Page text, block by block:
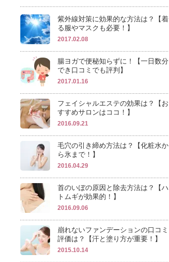
紫外線対策に効果的な方法は？【着
る服やマスクも必要！】
2017.02.08
腸ヨガで便秘知らずに！【一日数分
でき口コミでも評判】
2017.01.16
フェイシャルエステの効果は？【お
すすめサロンはココ！】
2016.09.21
毛穴の引き締め方法は？【化粧水か
ら氷まで！】
2016.04.29
首のいぼの原因と除去方法は？【ハ
トムギが効果的！】
2016.09.06
崩れないファンデーションの口コミ
評価は？【汗と塗り方が重要！】
2015.10.14